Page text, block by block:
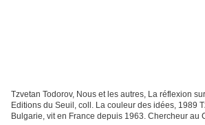
Tzvetan Todorov, Nous et les autres, La réflexion
Editions du Seuil, coll. La couleur des idées, 1989
Bulgarie, vit en France depuis 1963. Chercheur au